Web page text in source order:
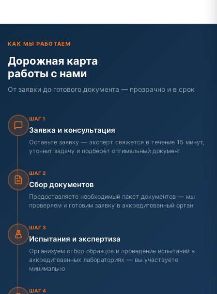
КАК МЫ РАБОТАЕМ
Дорожная карта
работы с нами
От заявки до готового документа — прозрачно и в срок
ШАГ 1
Заявка и консультация
Оставьте заявку — эксперт свяжется в течение 15 минут,
уточнит задачу и подберёт оптимальный документ
ШАГ 2
Сбор документов
Предоставляете необходимый пакет документов — мы
проверяем и готовим заявку в аккредитованный орган
ШАГ 3
Испытания и экспертиза
Организуем отбор образцов и проведение испытаний в
аккредитованных лабораториях — вы участвуете
минимально
ШАГ 4